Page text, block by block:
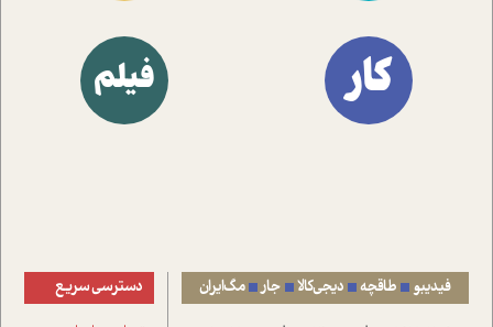
کار فیلم
فیدیبو طاقچه دیجی‌کالا جار مگ‌ایران دسترسی سریع